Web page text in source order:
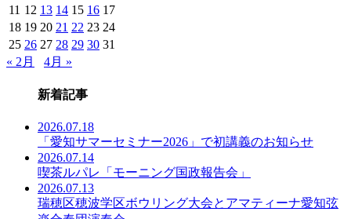
11 12 13 14 15 16 17
18 19 20 21 22 23 24
25 26 27 28 29 30 31
« 2月
4月 »
新着記事
2026.07.18
「愛知サマーセミナー2026」で初講義のお知らせ
2026.07.14
喫茶ルパレ「モーニング国政報告会」
2026.07.13
瑞穂区穂波学区ボウリング大会とアマティーナ愛知弦